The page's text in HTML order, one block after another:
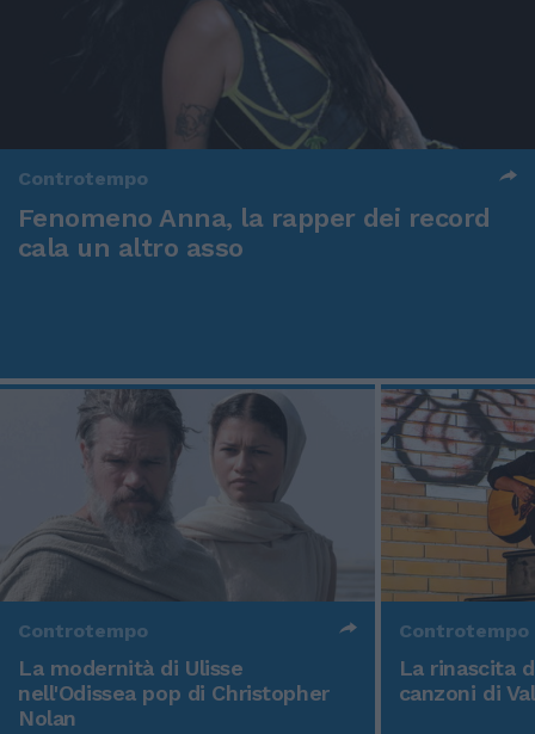
Controtempo
Fenomeno Anna, la rapper dei record
cala un altro asso
Controtempo
La modernità di Ulisse
nell'Odissea pop di Christopher
Nolan
Controtempo
La rinascita
canzoni di